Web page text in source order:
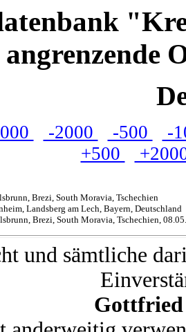
angrenzende
-2000 -500
-
+500
Brezi, South Moravia, Tschechien
Landsberg am Lech, Bayern, Deutschland
Brezi, South Moravia, Tschechien,
und sämtliche
Gottfried